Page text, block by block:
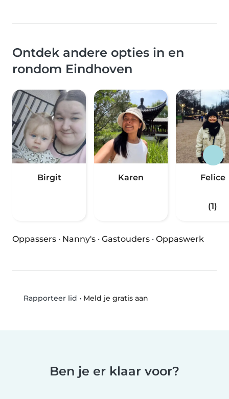
Ontdek andere opties in en
rondom Eindhoven
Birgit Karen Felice
(1)
Oppassers · Nanny's · Gastouders · Oppaswerk
Rapporteer lid • Meld je gratis aan
Ben je er klaar voor?